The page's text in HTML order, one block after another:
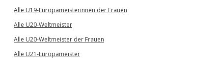
Alle U19-Europameisterinnen der Frauen
Alle U20-Weltmeister
Alle U20-Weltmeister der Frauen
Alle U21-Europameister